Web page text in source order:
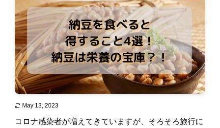
May 13, 2023
コロナ感染者が増えてきていますが、そろそろ旅行に